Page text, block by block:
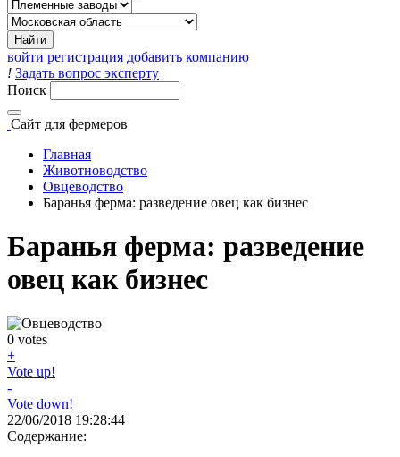
войти регистрация добавить компанию
! Задать вопрос эксперту
Поиск
Сайт для фермеров
Главная
Животноводство
Овцеводство
Баранья ферма: разведение овец как бизнес
Баранья ферма: разведение
овец как бизнес
0 votes
+
Vote up!
-
Vote down!
22/06/2018 19:28:44
Содержание: